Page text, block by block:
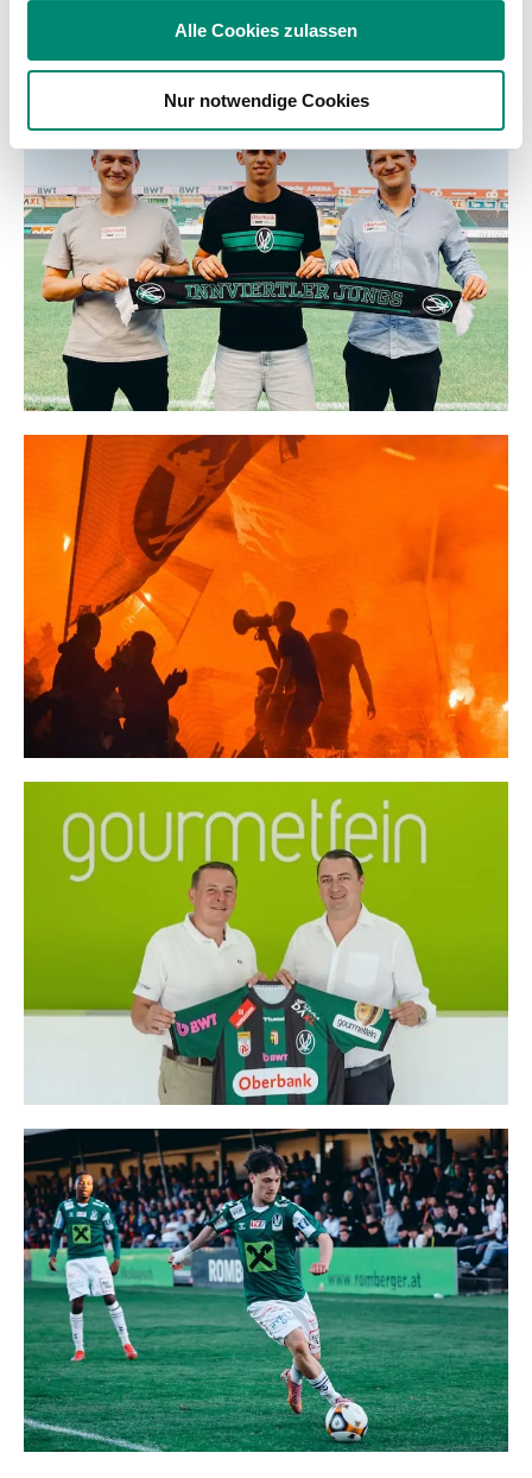
weiteren Daten zusammen, die Sie ihnen bereitgestellt
haben oder die sie im Rahmen Ihrer Nutzung der Dienste
gesammelt haben.
Weitere Details, insbesondere zu Speicherdauer und
Empfänger entnehmen Sie unserer
Datenschutzerklärung.
Alle Cookies zulassen
Nur notwendige Cookies
WEITERE NEWS